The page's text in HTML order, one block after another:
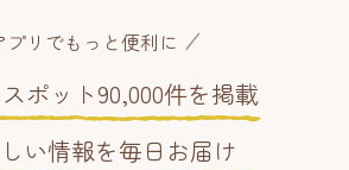
プリでもっと便利に
ポット90,000件を掲載
い情報を毎日お届け